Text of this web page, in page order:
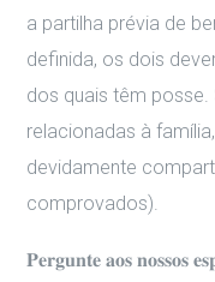
a partilha prévia de
definida, os dois
dos quais têm posse.
relacionadas à
devidamente
comprovados).
𝐏𝐞𝐫𝐠𝐮𝐧𝐭𝐞 𝐚𝐨𝐬 𝐧𝐨𝐬𝐬𝐨𝐬